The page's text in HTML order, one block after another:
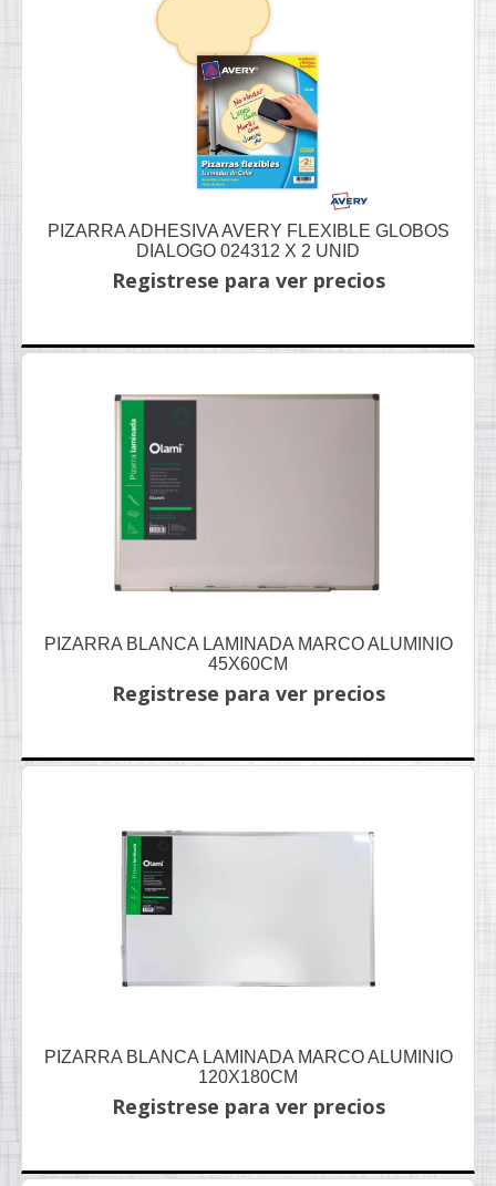
PIZARRA ADHESIVA AVERY FLEXIBLE GLOBOS
DIALOGO 024312 X 2 UNID
Registrese para ver precios
PIZARRA BLANCA LAMINADA MARCO ALUMINIO
45X60CM
Registrese para ver precios
PIZARRA BLANCA LAMINADA MARCO ALUMINIO
120X180CM
Registrese para ver precios